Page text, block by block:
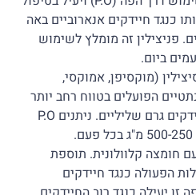
כנגד חיידקים אנארוביים באה
פניצילין זה מומלץ לשימוש
(מוקסיפן, אמוקסי,
הפועלים בטווח רחב יותר
מפניצילין V, בעיקר כנגד חיידקים גרם שליליים. ניתנים P.O
חומצה קלוולונית. תוספת
הפעולה כנגד חיידקים